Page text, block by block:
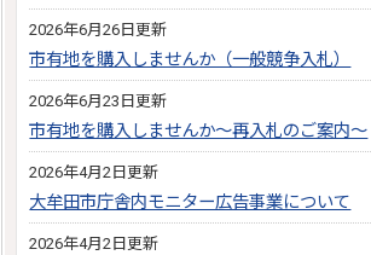
2026年6月26日更新
市有地を購入しませんか（一般競争入札）
2026年6月23日更新
市有地を購入しませんか～再入札のご案内～
2026年4月2日更新
大牟田市庁舎内モニター広告事業について
2026年4月2日更新